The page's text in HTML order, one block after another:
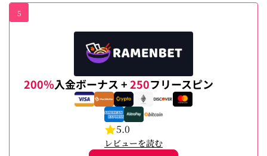
5
200％入金ボーナス +250フリースピン
5.0
レビューを読む